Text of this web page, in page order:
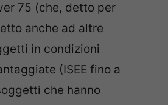
75 (che, detto per
anche ad altre
in condizioni
(ISEE fino a
che hanno